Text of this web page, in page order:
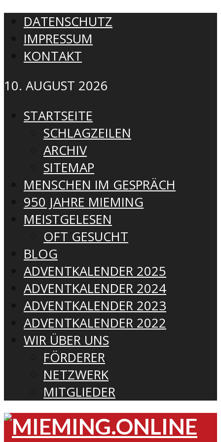
DATENSCHUTZ
IMPRESSUM
KONTAKT
10. AUGUST 2026
STARTSEITE
SCHLAGZEILEN
ARCHIV
SITEMAP
MENSCHEN IM GESPRÄCH
950 JAHRE MIEMING
MEISTGELESEN
OFT GESUCHT
BLOG
ADVENTKALENDER 2025
ADVENTKALENDER 2024
ADVENTKALENDER 2023
ADVENTKALENDER 2022
WIR ÜBER UNS
FÖRDERER
NETZWERK
MITGLIEDER